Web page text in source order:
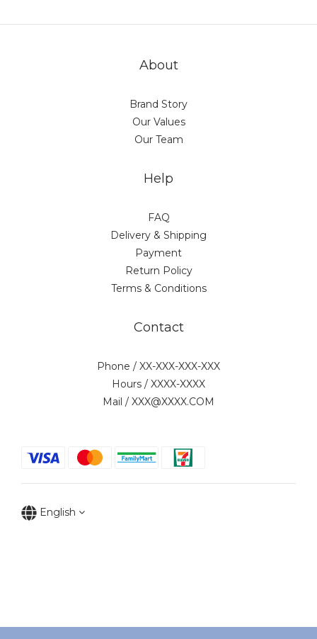
About
Brand Story
Our Values
Our Team
Help
FAQ
Delivery & Shipping
Payment
Return Policy
Terms & Conditions
Contact
Phone / XX-XXX-XXX-XXX
Hours / XXXX-XXXX
Mail / XXX@XXXX.COM
English